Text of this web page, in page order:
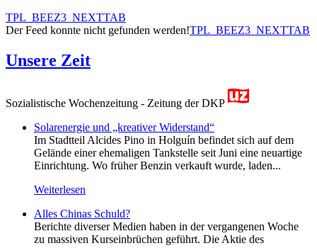
TPL_BEEZ3_NEXTTAB
Der Feed konnte nicht gefunden werden!TPL_BEEZ3_NEXTTAB
Unsere Zeit
Sozialistische Wochenzeitung - Zeitung der DKP
Solarenergie und „kreativer Widerstand“
Im Stadtteil Alcides Pino in Holguín befindet sich auf dem
Gelände einer ehemaligen Tankstelle seit Juni eine neuartige
Einrichtung. Wo früher Benzin verkauft wurde, laden...
Weiterlesen
Alles Chinas Schuld?
Berichte diverser Medien haben in der vergangenen Woche
zu massiven Kurseinbrüchen geführt. Die Aktie des